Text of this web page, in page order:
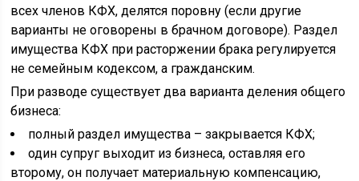
всех членов КФХ, делятся поровну (если другие
варианты не оговорены в брачном договоре). Раздел
имущества КФХ при расторжении брака регулируется
не семейным кодексом, а гражданским.
При разводе существует два варианта деления общего
бизнеса:
полный раздел имущества – закрывается КФХ;
один супруг выходит из бизнеса, оставляя его
второму, он получает материальную компенсацию,